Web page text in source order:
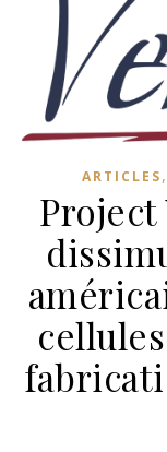
ARTICLES,
Project